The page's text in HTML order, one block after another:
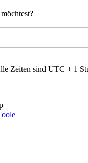
Zeiten sind UTC + 1